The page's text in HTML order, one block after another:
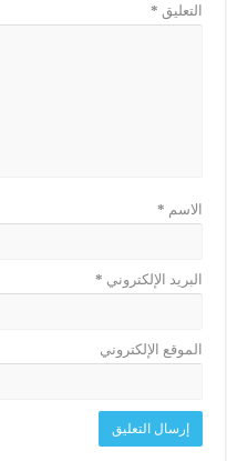
التعليق *
الاسم *
البريد الإلكتروني *
الموقع الإلكتروني